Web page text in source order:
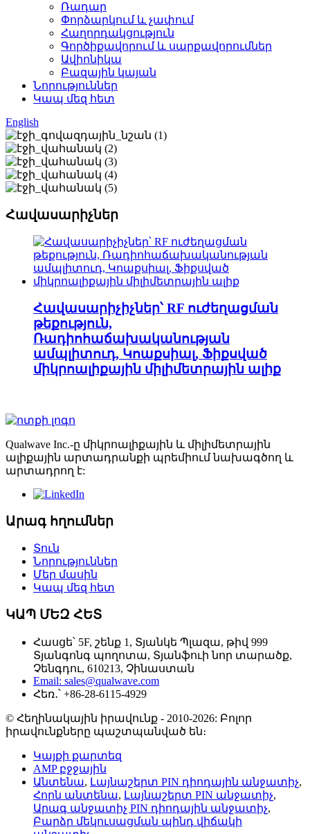
Ռադար
Փորձարկում և չափում
Հաղորդակցություն
Գործիքավորում և սարքավորումներ
Ավիոնիկա
Բազային կայան
Նորություններ
Կապ մեզ հետ
English
Հավասարիչներ
Հավասարիչիչներ՝ RF ուժեղացման
թեքություն,
Ռադիոհաճախականության
ամպլիտուդ, Կոաքսիալ, Ֆիքսված
միկրոալիքային միլիմետրային ալիք
Qualwave Inc.-ը միկրոալիքային և միլիմետրային
ալիքային արտադրանքի պրեմիում նախագծող և
արտադրող է:
Արագ հղումներ
Տուն
Նորություններ
Մեր մասին
Կապ մեզ հետ
ԿԱՊ ՄԵԶ ՀԵՏ
Հասցե՝ 5F, շենք 1, Տյանկե Պլազա, թիվ 999
Տյանգոնգ պողոտա, Տյանֆուի նոր տարածք,
Չենգդու, 610213, Չինաստան
Email: sales@qualwave.com
Հեռ․՝ +86-28-6115-4929
© Հեղինակային իրավունք - 2010-2026: Բոլոր
իրավունքները պաշտպանված են։
Կայքի քարտեզ
AMP բջջային
Անտենա, Լայնաշերտ PIN դիոդային անջատիչ,
Հորն անտենա, Լայնաշերտ PIN անջատիչ,
Արագ անջատիչ PIN դիոդային անջատիչ,
Բարձր մեկուսացման պինդ վիճակի